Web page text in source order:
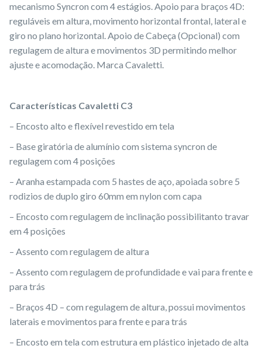
mecanismo Syncron com 4 estágios. Apoio para braços 4D:
reguláveis em altura, movimento horizontal frontal, lateral e
giro no plano horizontal. Apoio de Cabeça (Opcional) com
regulagem de altura e movimentos 3D permitindo melhor
ajuste e acomodação. Marca Cavaletti.
Características Cavaletti C3
– Encosto alto e flexível revestido em tela
– Base giratória de alumínio com sistema syncron de
regulagem com 4 posições
– Aranha estampada com 5 hastes de aço, apoiada sobre 5
rodizios de duplo giro 60mm em nylon com capa
– Encosto com regulagem de inclinação possibilitanto travar
em 4 posições
– Assento com regulagem de altura
– Assento com regulagem de profundidade e vai para frente e
para trás
– Braços 4D – com regulagem de altura, possui movimentos
laterais e movimentos para frente e para trás
– Encosto em tela com estrutura em plástico injetado de alta